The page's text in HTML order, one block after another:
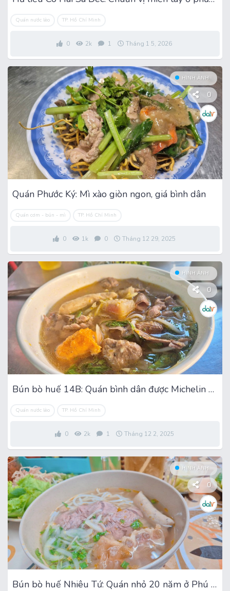
Quán nước lèo TP. Hồ Chí Minh
0 2k 1 Tháng 1 5, 2026
HÌNH ẢNH
0
Quán Phước Ký: Mì xào giòn ngon, giá bình dân
Quán cơm - bún - mì TP. Hồ Chí Minh
0 1k 0 Tháng 12 29, 2025
HÌNH ẢNH
0
Bún bò huế 14B: Quán bình dân được Michelin vinh danh 2 năm liền
Quán nước lèo TP. Hồ Chí Minh
0 2k 1 Tháng 12 2, 2025
HÌNH ẢNH
0
Bún bò huế Nhiêu Tứ: Quán nhỏ 20 năm ở Phú Nhuận